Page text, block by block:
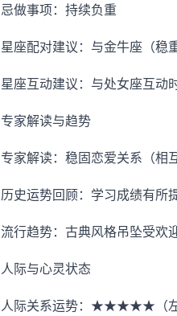
忌做事项：持续负重
星座配对建议：与金牛座（稳
星座互动建议：与处女座互动
专家解读与趋势
专家解读：稳固恋爱关系（相
历史运势回顾：学习成绩有所
流行趋势：古典风格吊坠受欢
人际与心灵状态
人际关系运势：★★★★★（左